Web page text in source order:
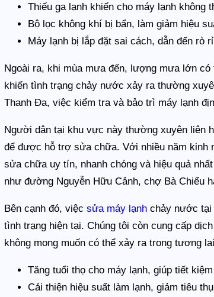
Thiếu ga lạnh khiến cho máy lạnh không
Bộ lọc không khí bị bẩn, làm giảm hiệu
Máy lạnh bị lắp đặt sai cách, dẫn đến rò
Ngoài ra, khi mùa mưa đến, lượng mưa lớn
khiến tình trạng chảy nước xảy ra thường
Thanh Đa, việc kiểm tra và bảo trì máy lạnh
Người dân tại khu vực này thường xuyên liên
để được hỗ trợ sửa chữa. Với nhiều năm kinh
sửa chữa uy tín, nhanh chóng và hiệu quả
như đường Nguyễn Hữu Cảnh, chợ Bà Chiểu
Bên cạnh đó, việcsửa máy lạnh chảy nước tại
tình trạng hiện tại. Chúng tôi còn cung cấp
không mong muốn có thể xảy ra trong tương
Tăng tuổi thọ cho máy lạnh, giúp tiết
Cải thiện hiệu suất làm lạnh, giảm tiêu